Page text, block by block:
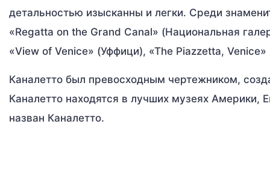
детальностью изысканны и легки. Среди
«Regatta on the Grand Canal» (Национальная
«View of Venice» (Уффици), «The Piazzetta,
Каналетто был превосходным чертежником,
Каналетто находятся в лучших музеях Америки,
назван Каналетто.